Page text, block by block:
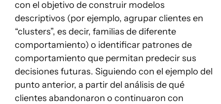
con el objetivo de construir modelos
descriptivos (por ejemplo, agrupar clientes en
“clusters”, es decir, familias de diferente
comportamiento) o identificar patrones de
comportamiento que permitan predecir sus
decisiones futuras. Siguiendo con el ejemplo del
punto anterior, a partir del análisis de qué
clientes abandonaron o continuaron con